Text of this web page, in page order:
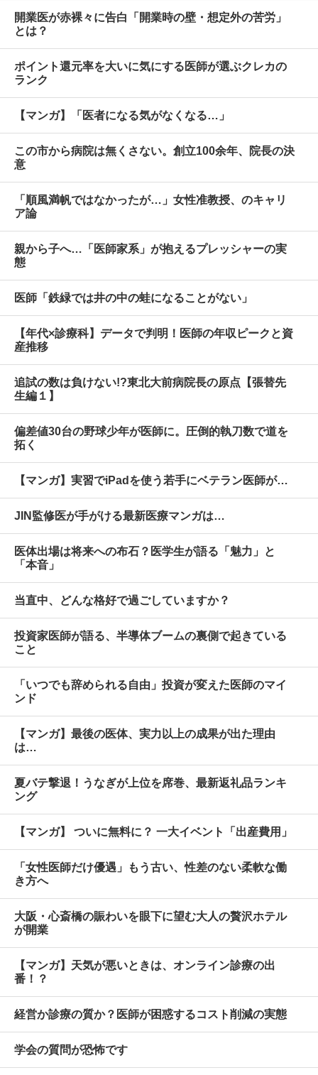
開業医が赤裸々に告白「開業時の壁・想定外の苦労」
とは？
ポイント還元率を大いに気にする医師が選ぶクレカの
ランク
【マンガ】「医者になる気がなくなる…」
この市から病院は無くさない。創立100余年、院長の決
意
「順風満帆ではなかったが…」女性准教授、のキャリ
ア論
親から子へ…「医師家系」が抱えるプレッシャーの実
態
医師「鉄緑では井の中の蛙になることがない」
【年代×診療科】データで判明！医師の年収ピークと資
産推移
追試の数は負けない!?東北大前病院長の原点【張替先
生編１】
偏差値30台の野球少年が医師に。圧倒的執刀数で道を
拓く
【マンガ】実習でiPadを使う若手にベテラン医師が…
JIN監修医が手がける最新医療マンガは…
医体出場は将来への布石？医学生が語る「魅力」と
「本音」
当直中、どんな格好で過ごしていますか？
投資家医師が語る、半導体ブームの裏側で起きている
こと
「いつでも辞められる自由」投資が変えた医師のマイ
ンド
【マンガ】最後の医体、実力以上の成果が出た理由
は…
夏バテ撃退！うなぎが上位を席巻、最新返礼品ランキ
ング
【マンガ】 ついに無料に？ 一大イベント「出産費用」
「女性医師だけ優遇」もう古い、性差のない柔軟な働
き方へ
大阪・心斎橋の賑わいを眼下に望む大人の贅沢ホテル
が開業
【マンガ】天気が悪いときは、オンライン診療の出
番！？
経営か診療の質か？医師が困惑するコスト削減の実態
学会の質問が恐怖です